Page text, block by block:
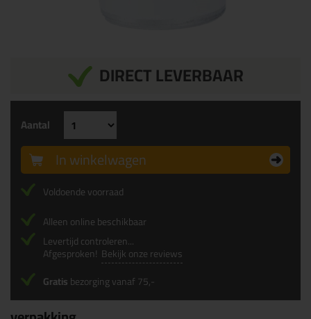
DIRECT LEVERBAAR
Aantal
In winkelwagen
Voldoende voorraad
Alleen online beschikbaar
Levertijd controleren...
Afgesproken! Bekijk onze reviews
Gratisbezorging vanaf 75,-